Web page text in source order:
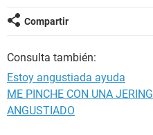
GLOSARIO
Compartir
Consulta también:
Estoy angustiada ayuda
ME PINCHE CON UNA
ANGUSTIADO